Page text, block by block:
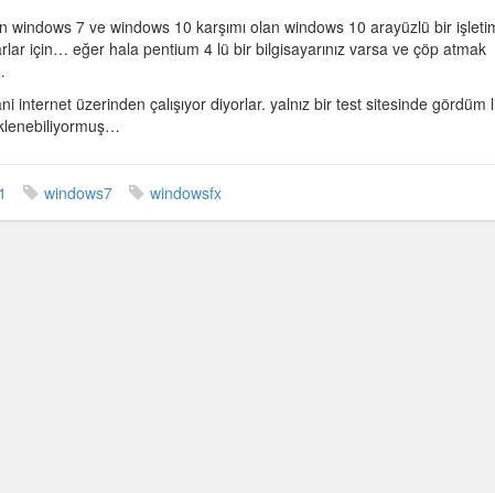
7 ve windows 10 karşımı olan windows 10 arayüzlü bir
için… eğer hala pentium 4 lü bir bilgisayarınız varsa ve çöp atmak
internet üzerinden çalışıyor diyorlar. yalnız bir test sitesinde gördüm
windows7 windowsfx